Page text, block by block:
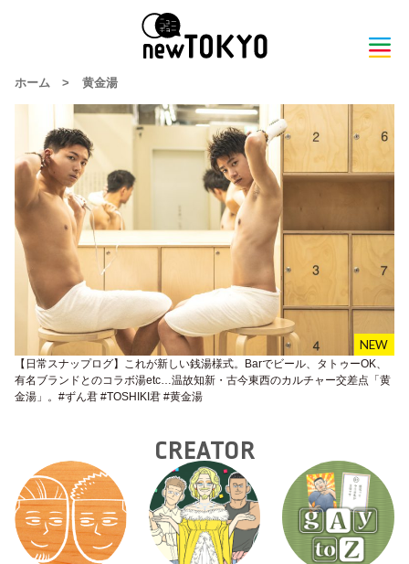
ホーム > 黄金湯
【日常スナップログ】これが新しい銭湯様式。Barでビール、タトゥーOK、
有名ブランドとのコラボ湯etc…温故知新・古今東西のカルチャー交差点「黄
金湯」。#ずん君 #TOSHIKI君 #黄金湯
CREATOR